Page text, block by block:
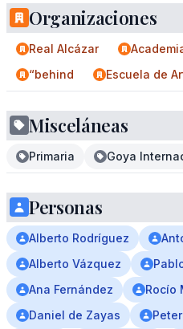
Organizaciones
Real Alcázar
“behind
Escuela de
Misceláneas
Primaria Goya
Personas
Alberto Rodríguez
Alberto Vázquez
Ana Fernández
Rocío
Daniel de Zayas